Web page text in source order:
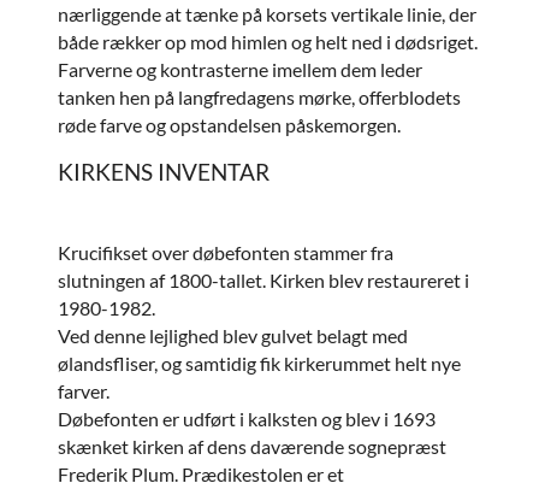
nærliggende at tænke på korsets vertikale linie, der
både rækker op mod himlen og helt ned i dødsriget.
Farverne og kontrasterne imellem dem leder
tanken hen på langfredagens mørke, offerblodets
røde farve og opstandelsen påskemorgen.
KIRKENS INVENTAR
Krucifikset over døbefonten stammer fra
slutningen af 1800-tallet. Kirken blev restaureret i
1980-1982.
Ved denne lejlighed blev gulvet belagt med
ølandsfliser, og samtidig fik kirkerummet helt nye
farver.
Døbefonten er udført i kalksten og blev i 1693
skænket kirken af dens daværende sognepræst
Frederik Plum. Prædikestolen er et